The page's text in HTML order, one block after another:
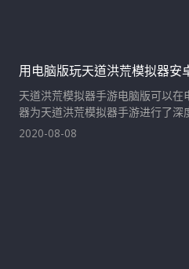
用电脑版玩天道洪荒模拟器安
天道洪荒模拟器手游电脑版可以
器为天道洪荒模拟器手游进行了深
2020-08-08